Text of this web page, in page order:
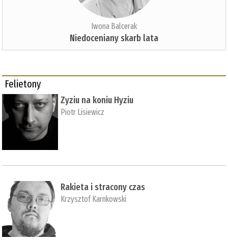
Iwona Balcerak
Niedoceniany skarb lata
Felietony
Zyziu na koniu Hyziu
Piotr Lisiewicz
Rakieta i stracony czas
Krzysztof Karnkowski